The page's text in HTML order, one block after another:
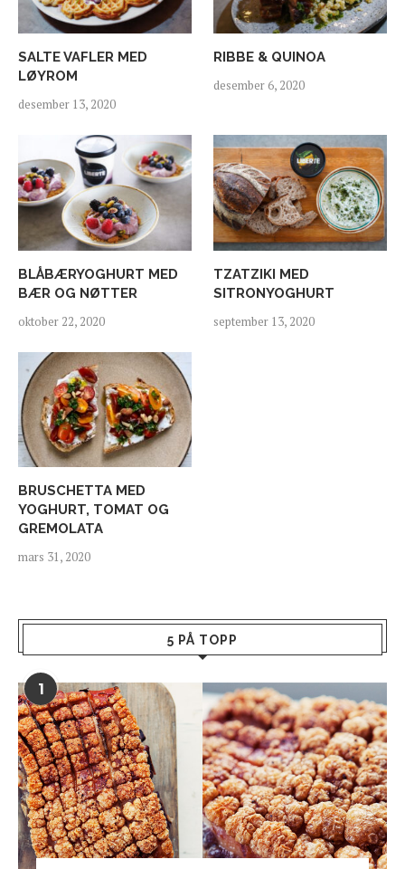
SALTE VAFLER MED
LØYROM
desember 13, 2020
RIBBE & QUINOA
desember 6, 2020
BLÅBÆRYOGHURT MED
BÆR OG NØTTER
oktober 22, 2020
TZATZIKI MED
SITRONYOGHURT
september 13, 2020
BRUSCHETTA MED
YOGHURT, TOMAT OG
GREMOLATA
mars 31, 2020
5 PÅ TOPP
1